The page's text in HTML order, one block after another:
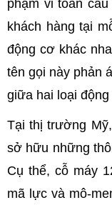
phạm vi toàn
khách hàng tại
động cơ khác
tên gọi này phản
giữa hai loại
Tại thị trường
sở hữu những
Cụ thể, cỗ máy
mã lực và mô-